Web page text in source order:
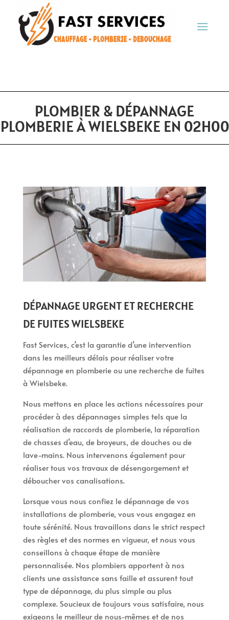
PLOMBIER & DÉPANNAGE
PLOMBERIE À WIELSBEKE EN 02H00
DÉPANNAGE URGENT ET RECHERCHE
DE FUITES WIELSBEKE
Fast Services, c’est la garantie d’une intervention
dans les meilleurs délais pour réaliser votre
dépannage en plomberie ou une recherche de fuites
à Wielsbeke.
Nous mettons en place les actions nécessaires pour
procéder à des dépannages simples tels que la
réalisation de raccords de plomberie, la réparation
de chasses d’eau, de broyeurs, de douches ou de
lave-mains. Nous intervenons également pour
réaliser tous vos travaux de désengorgement et
déboucher vos canalisations.
Lorsque vous nous confiez le dépannage de vos
installations de plomberie, vous vous engagez en
toute sérénité. Nous travaillons dans le strict respect
des règles et des normes en vigueur, et nous vous
conseillons à chaque étape de manière
personnalisée. Nos plombiers apportent à nos
clients une assistance sans faille et assurent tout
type de dépannage, du plus simple au plus
complexe. Soucieux de toujours vous satisfaire, nous
exigeons le meilleur de nous-mêmes et de nos